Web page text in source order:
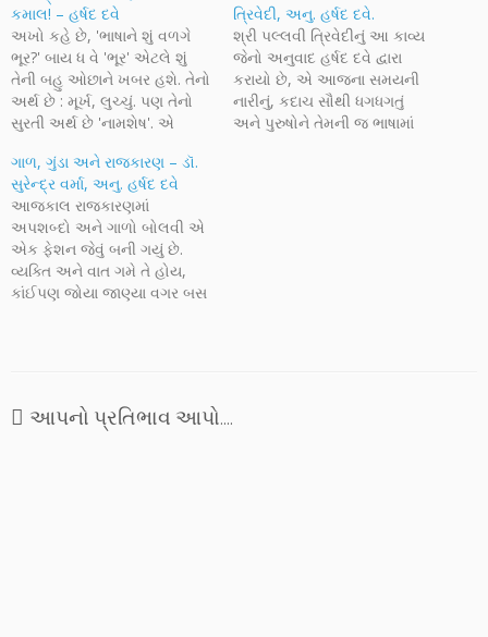
કમાલ! – હર્ષદ દવે
અખો કહે છે, 'ભાષાને શું વળગે
ભૂર?' બાય ધ વે 'ભૂર' એટલે શું
તેની બહુ ઓછાને ખબર હશે. તેનો
અર્થ છે : મૂર્ખ, લુચ્ચું. પણ તેનો
સુરતી અર્થ છે 'નામશેષ'. એ
મને ભાષા પ્રત્યે પ્રેમ છે. ભલે
પછી તે ગુજરાતી હોય કે હિન્દી…
ત્રિવેદી, અનુ. હર્ષદ દવે.
શ્રી પલ્લવી ત્રિવેદીનું આ કાવ્ય
જેનો અનુવાદ હર્ષદ દવે દ્વારા
કરાયો છે, એ આજના સમયની
નારીનું, કદાચ સૌથી ધગધગતું
અને પુરુષોને તેમની જ ભાષામાં
ગાળ, ગુંડા અને રાજકારણ – ડૉ.
સુરેન્દ્ર વર્મા, અનુ. હર્ષદ દવે
આજકાલ રાજકારણમાં
અપશબ્દો અને ગાળો બોલવી એ
એક ફેશન જેવું બની ગયું છે.
વ્યક્તિ અને વાત ગમે તે હોય,
કાંઈપણ જોયા જાણ્યા વગર બસ
આપનો પ્રતિભાવ આપો....